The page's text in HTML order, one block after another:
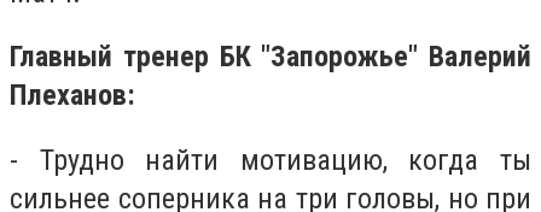
Главный тренер БК "Запорожье" Валерий
Плеханов:
- Трудно найти мотивацию, когда ты
сильнее соперника на три головы, но при